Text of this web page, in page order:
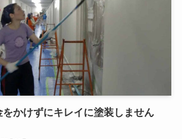
かけずにキレイに塗装しません